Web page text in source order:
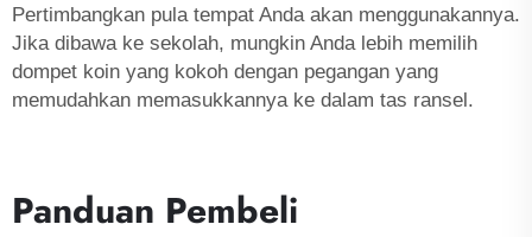
Pertimbangkan pula tempat Anda akan menggunakannya.
Jika dibawa ke sekolah, mungkin Anda lebih memilih
dompet koin yang kokoh dengan pegangan yang
memudahkan memasukkannya ke dalam tas ransel.
Panduan Pembeli